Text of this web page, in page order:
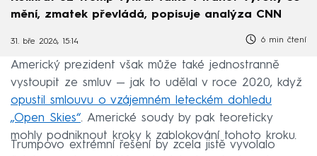
mění, zmatek převládá, popisuje analýza CNN
31. bře 2026, 15:14 6 min čtení
Americký prezident však může také jednostranně
vystoupit ze smluv — jak to udělal v roce 2020, když
opustil smlouvu o vzájemném leteckém dohledu
„Open Skies“. Americké soudy by pak teoreticky
mohly podniknout kroky k zablokování tohoto kroku.
Trumpovo extrémní řešení by zcela jistě vyvolalo